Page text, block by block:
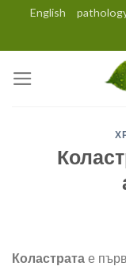
content
English
Коластрата е